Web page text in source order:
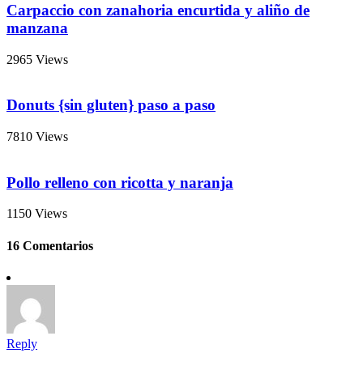
Carpaccio con zanahoria encurtida y aliño de
manzana
2965 Views
Donuts {sin gluten} paso a paso
7810 Views
Pollo relleno con ricotta y naranja
1150 Views
16 Comentarios
Reply